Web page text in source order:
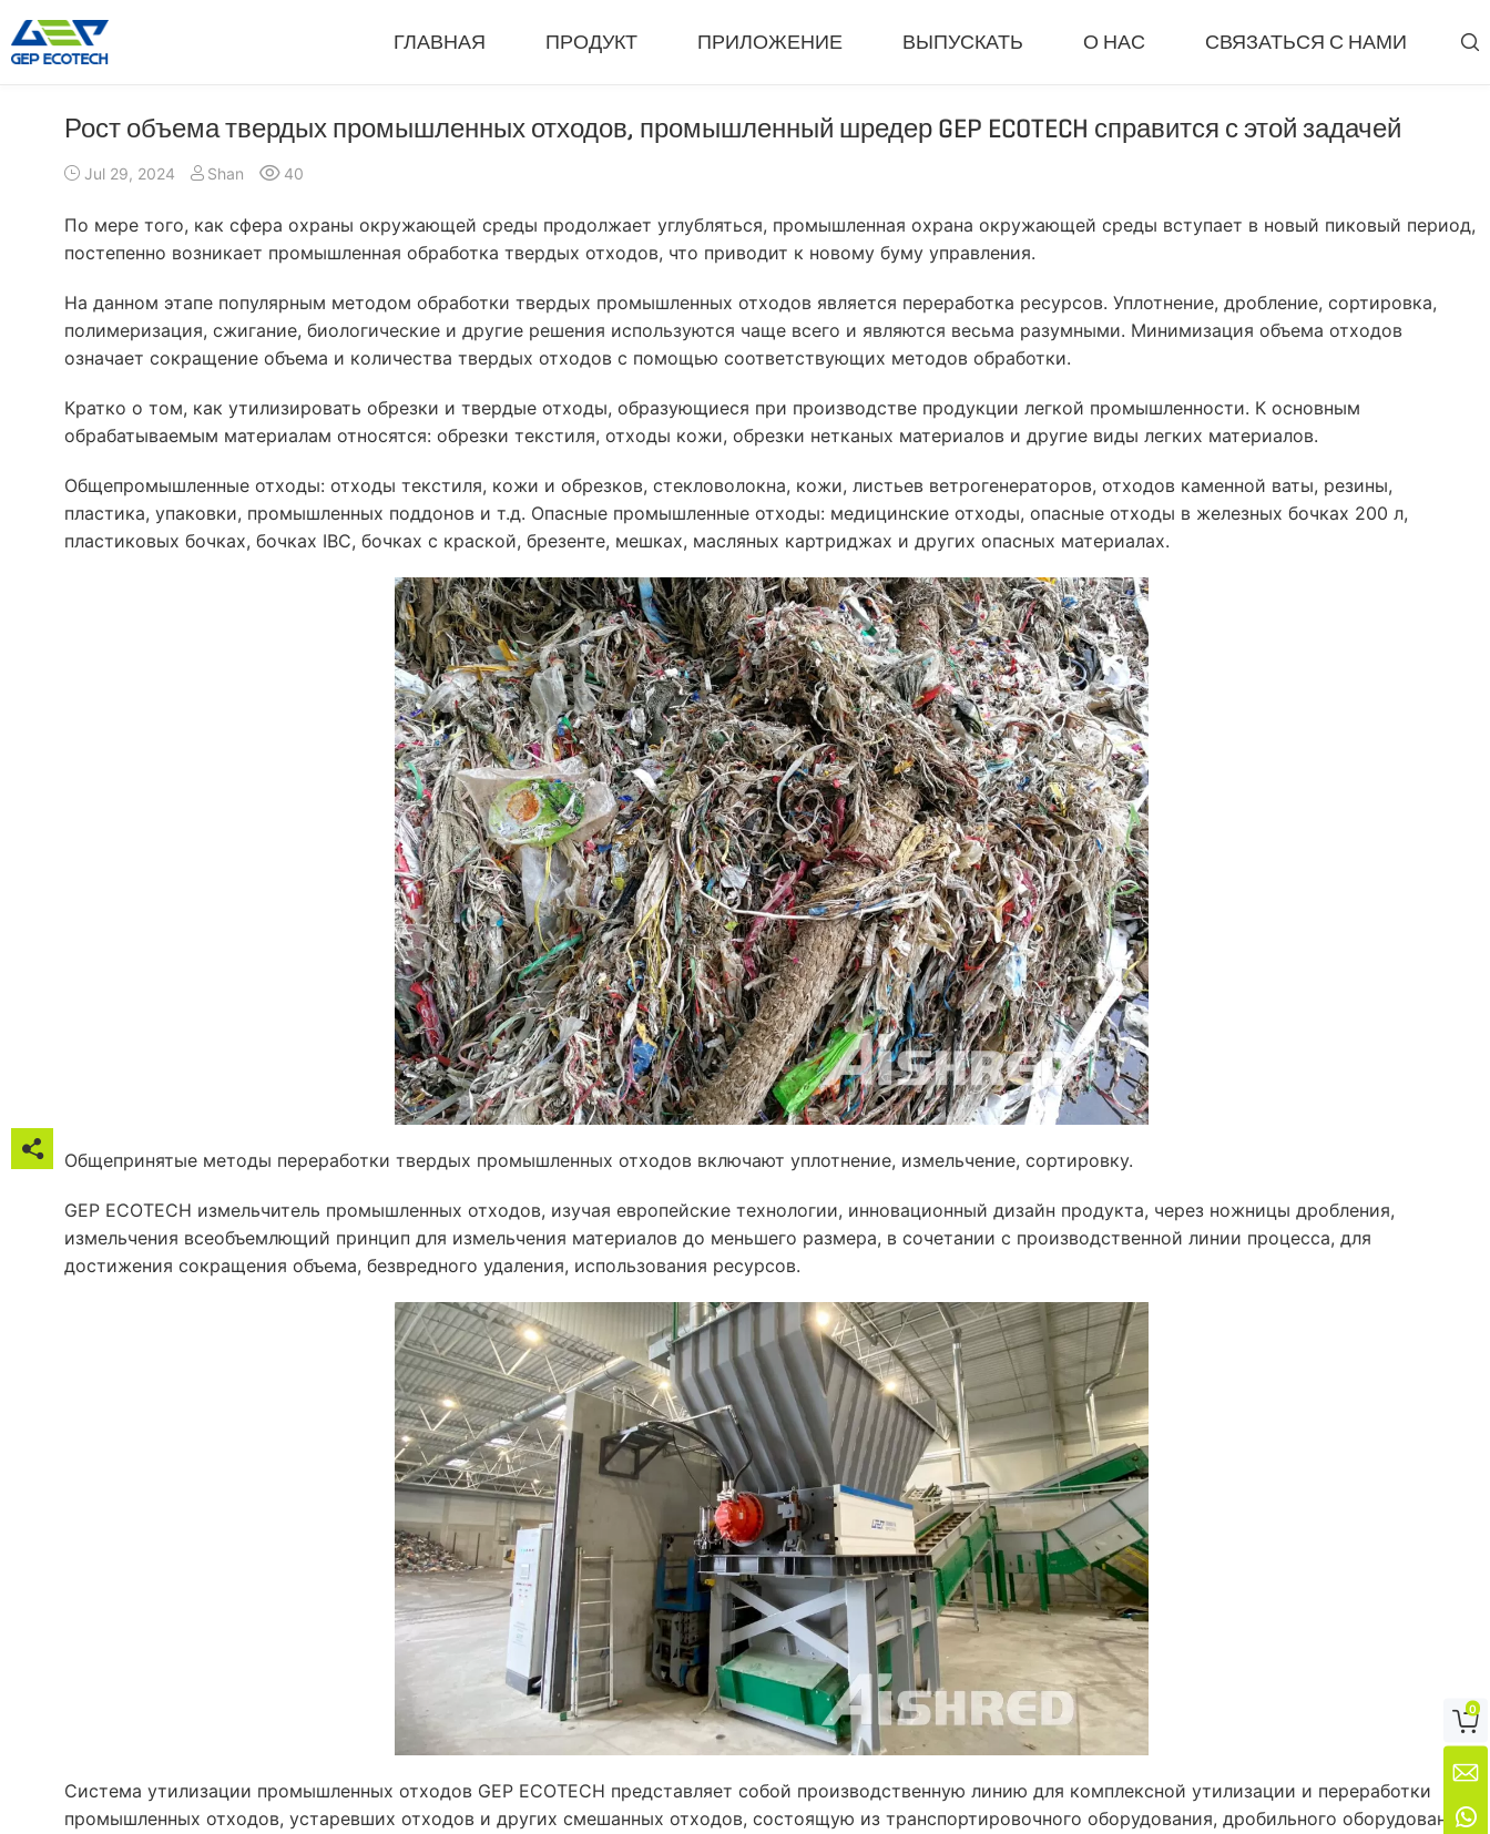
ГЛАВНАЯ ПРОДУКТ
Шредерная Машина
Двухвальный Шредер
Одновальный Шредер
Четырехвальный Шредер
Молотковая Дробилка (Hammer Mill Grinder)
Более»
Дробильная Машина
Щековая Дробилка
Роторная Дробилка
Дробилка VSI
Уплотнитель И Гранулятор
Машина Для RDF-Пеллет
Универсальный Гранулятор
Машина Для Биомассовых Гранул
Полный Завод
Мобильный Измельчительный Завод
Мобильная Дробильная Установка
Система Пиролиза Шин
Портативная Пиролизная Установка
Классификатор И
Сепаратор Вихревых
Станок Для
Более»
ПРИЛОЖЕНИЕ ВЫПУСКАТЬ О НАС СВЯЗАТЬСЯ С НАМИ 
Рост объема твердых промышленных отходов, промышленный шредер GEP ECOTECH справится с этой задачей
Jul 29, 2024 Shan 40
По мере того, как сфера охраны окружающей среды продолжает углубляться, промышленная охрана окружающей среды вступает в новый пиковый период,
постепенно возникает промышленная обработка твердых отходов, что приводит к новому буму управления.
На данном этапе популярным методом обработки твердых промышленных отходов является переработка ресурсов. Уплотнение, дробление, сортировка,
полимеризация, сжигание, биологические и другие решения используются чаще всего и являются весьма разумными. Минимизация объема отходов
означает сокращение объема и количества твердых отходов с помощью соответствующих методов обработки.
Кратко о том, как утилизировать обрезки и твердые отходы, образующиеся при производстве продукции легкой промышленности. К основным
обрабатываемым материалам относятся: обрезки текстиля, отходы кожи, обрезки нетканых материалов и другие виды легких материалов.
Общепромышленные отходы: отходы текстиля, кожи и обрезков, стекловолокна, кожи, листьев ветрогенераторов, отходов каменной ваты, резины,
пластика, упаковки, промышленных поддонов и т.д. Опасные промышленные отходы: медицинские отходы, опасные отходы в железных бочках 200 л,
пластиковых бочках, бочках IBC, бочках с краской, брезенте, мешках, масляных картриджах и других опасных материалах.
Общепринятые методы переработки твердых промышленных отходов включают уплотнение, измельчение, сортировку.
GEP ECOTECH измельчитель промышленных отходов, изучая европейские технологии, инновационный дизайн продукта, через ножницы дробления,
измельчения всеобъемлющий принцип для измельчения материалов до меньшего размера, в сочетании с производственной линии процесса, для
достижения сокращения объема, безвредного удаления, использования ресурсов.
Система утилизации промышленных отходов GEP ECOTECH представляет собой производственную линию для комплексной утилизации и переработки
промышленных отходов, устаревших отходов и других смешанных отходов, состоящую из транспортировочного оборудования, дробильного оборудования,


0

